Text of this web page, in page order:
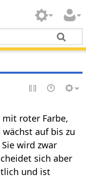
mit roter Farbe,
auf bis zu
wird zwar
sich aber
und ist